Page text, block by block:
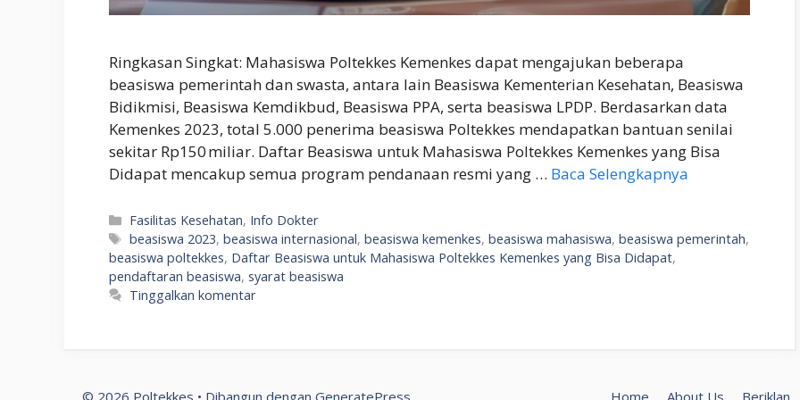
Ringkasan Singkat: Mahasiswa Poltekkes Kemenkes dapat mengajukan beberapa
beasiswa pemerintah dan swasta, antara lain Beasiswa Kementerian Kesehatan, Beasiswa
Bidikmisi, Beasiswa Kemdikbud, Beasiswa PPA, serta beasiswa LPDP. Berdasarkan data
Kemenkes 2023, total 5.000 penerima beasiswa Poltekkes mendapatkan bantuan senilai
sekitar Rp150 miliar. Daftar Beasiswa untuk Mahasiswa Poltekkes Kemenkes yang Bisa
Didapat mencakup semua program pendanaan resmi yang … Baca Selengkapnya
Kategori
Fasilitas Kesehatan, Info Dokter
Tag
beasiswa 2023,beasiswa internasional,beasiswa kemenkes,beasiswa mahasiswa,beasiswa pemerintah,
beasiswa poltekkes, Daftar Beasiswa untuk Mahasiswa Poltekkes Kemenkes yang Bisa Didapat,
pendaftaran beasiswa, syarat beasiswa
Tinggalkan komentar
Home About Us Beriklan
© 2026 Poltekkes • Dibangun dengan GeneratePress